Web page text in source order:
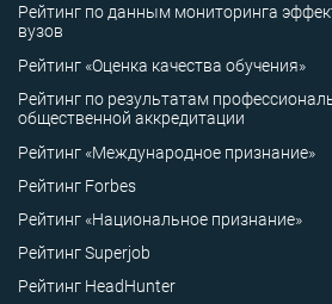
Рейтинг по данным мониторинга
вузов
Рейтинг «Оценка качества обучения»
Рейтинг по результатам
общественной аккредитации
Рейтинг «Международное признание»
Рейтинг Forbes
Рейтинг «Национальное признание»
Рейтинг Superjob
Рейтинг HeadHunter